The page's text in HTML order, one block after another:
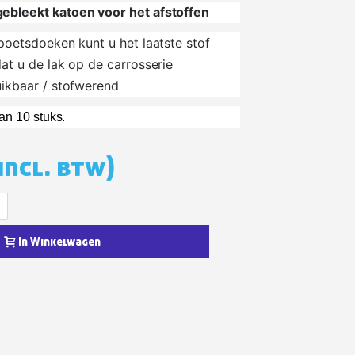
eerste bestelling
voor elke verwijzing
nieuwsbrief: €5 korting
72 uur in Nederland
aankoopwaarde van 30€.
shopping vouchers
bij elke bestelling
binnen 14 dagen
eerste bestelling
katoen voor het afstoffen
kunt u het laatste stof
u de lak op de carrosserie
/ stofwerend
10 stuks.
btw)
In Winkelwagen